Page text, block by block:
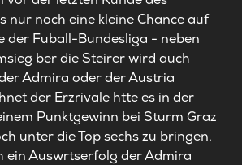
nur noch eine kleine Chance auf
der Fuball-Bundesliga - neben
ber die Steirer wird auch
Admira oder der Austria
der Erzrivale htte es in der
Punktgewinn bei Sturm Graz
unter die Top sechs zu bringen.
ein Auswrtserfolg der Admira